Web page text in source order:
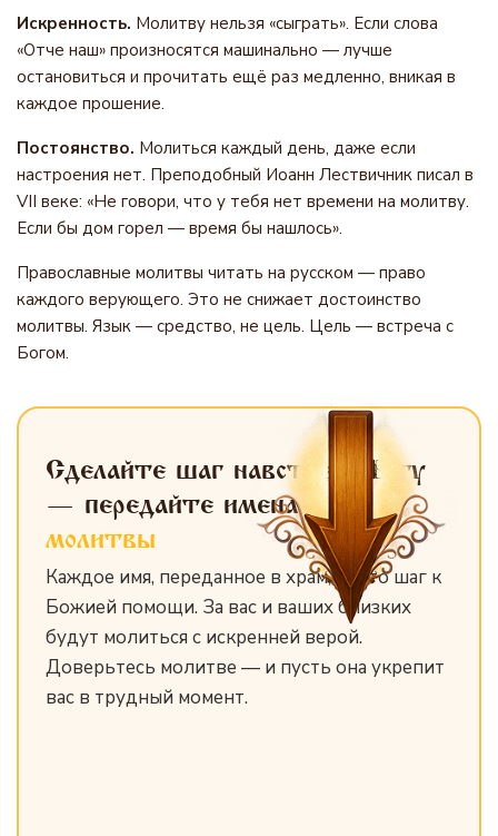
Искренность. Молитву нельзя «сыграть». Если слова
«Отче наш» произносятся машинально — лучше
остановиться и прочитать ещё раз медленно, вникая в
каждое прошение.
Постоянство. Молиться каждый день, даже если
настроения нет. Преподобный Иоанн Лествичник писал в
VII веке: «Не говори, что у тебя нет времени на молитву.
Если бы дом горел — время бы нашлось».
Православные молитвы читать на русском — право
каждого верующего. Это не снижает достоинство
молитвы. Язык — средство, не цель. Цель — встреча с
Богом.
Сделайте шаг навстречу Богу
— передайте именадля
молитвы
Каждое имя, переданное в храм, — это шаг к
Божией помощи. За вас и ваших близких
будут молиться с искренней верой.
Доверьтесь молитве — и пусть она укрепит
вас в трудный момент.